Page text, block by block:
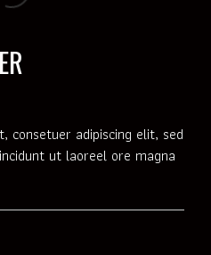
consetuer adipiscing elit, sed
ut laoreel ore magna